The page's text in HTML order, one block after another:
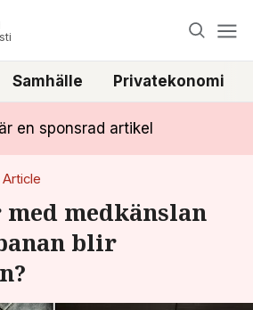
Samhälle Privatekonomi
en sponsrad artikel
med medkänslan
blir